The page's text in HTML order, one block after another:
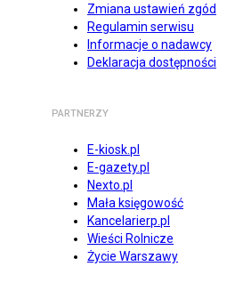
Zmiana ustawień zgód
Regulamin serwisu
Informacje o nadawcy
Deklaracja dostępności
PARTNERZY
E-kiosk.pl
E-gazety.pl
Nexto.pl
Mała księgowość
Kancelarierp.pl
Wieści Rolnicze
Życie Warszawy